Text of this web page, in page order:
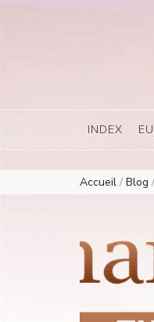
Europe Airplay
European
INDEX
Accueil / Blog /